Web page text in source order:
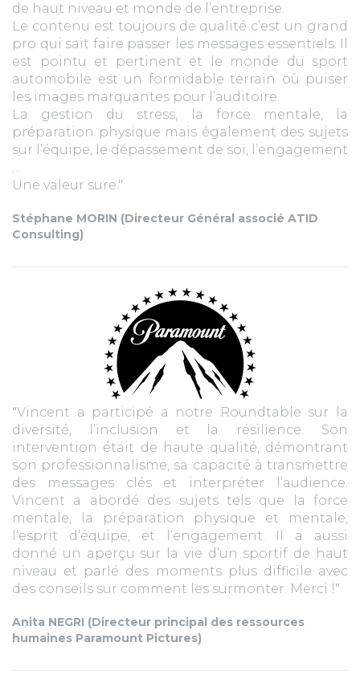
de haut niveau et monde de l’entreprise.
Le contenu est toujours de qualité c’est un grand
pro qui sait faire passer les messages essentiels. Il
est pointu et pertinent et le monde du sport
automobile est un formidable terrain où puiser
les images marquantes pour l’auditoire.
La gestion du stress, la force mentale, la
préparation physique mais également des sujets
sur l’équipe, le dépassement de soi, l’engagement
…
Une valeur sure."
Stéphane MORIN (Directeur Général associé ATID
Consulting)
"Vincent a participé a notre Roundtable sur la
diversité, l’inclusion et la résilience. Son
intervention était de haute qualité, démontrant
son professionnalisme, sa capacité à transmettre
des messages clés et interpréter l’audience.
Vincent a abordé des sujets tels que la force
mentale, la préparation physique et mentale,
l’esprit d’équipe, et l’engagement. Il a aussi
donné un aperçu sur la vie d’un sportif de haut
niveau et parlé des moments plus difficile avec
des conseils sur comment les surmonter. Merci !"
Anita NEGRI (Directeur principal des ressources
humaines Paramount Pictures)